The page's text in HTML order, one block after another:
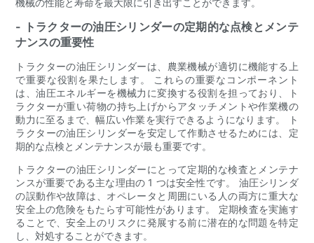
機械の性能と寿命を最大限に引き出すことができます。
- トラクターの油圧シリンダーの定期的な点検とメンテ
ナンスの重要性
トラクターの油圧シリンダーは、農業機械が適切に機能する上
で重要な役割を果たします。 これらの重要なコンポーネント
は、油圧エネルギーを機械力に変換する役割を担っており、ト
ラクターが重い荷物の持ち上げからアタッチメントや作業機の
動力に至るまで、幅広い作業を実行できるようになります。 ト
ラクターの油圧シリンダーを安定して作動させるためには、定
期的な点検とメンテナンスが最も重要です。
トラクターの油圧シリンダーにとって定期的な検査とメンテナ
ンスが重要である主な理由の 1 つは安全性です。 油圧シリンダ
の誤動作や故障は、オペレータと周囲にいる人の両方に重大な
安全上の危険をもたらす可能性があります。 定期検査を実施す
ることで、安全上のリスクに発展する前に潜在的な問題を特定
し、対処することができます。